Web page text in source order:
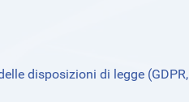
disposizioni di legge (GDPR,